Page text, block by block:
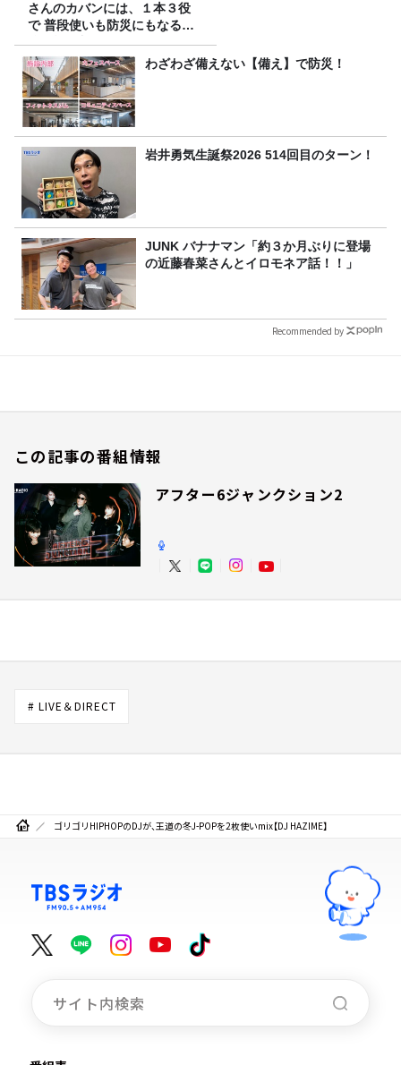
さんのカバンには、１本３役
で 普段使いも防災にもなる最
強の棒が入っていた！
わざわざ備えない【備え】で防災！
岩井勇気生誕祭2026 514回目のターン！
JUNK バナナマン「約３か月ぶりに登場
の近藤春菜さんとイロモネア話！！」
Recommended by
この記事の番組情報
アフター6ジャンクション2
# LIVE＆DIRECT
ゴリゴリHIPHOPのDJが、王道の冬J-POPを2枚使いmix【DJ HAZIME】